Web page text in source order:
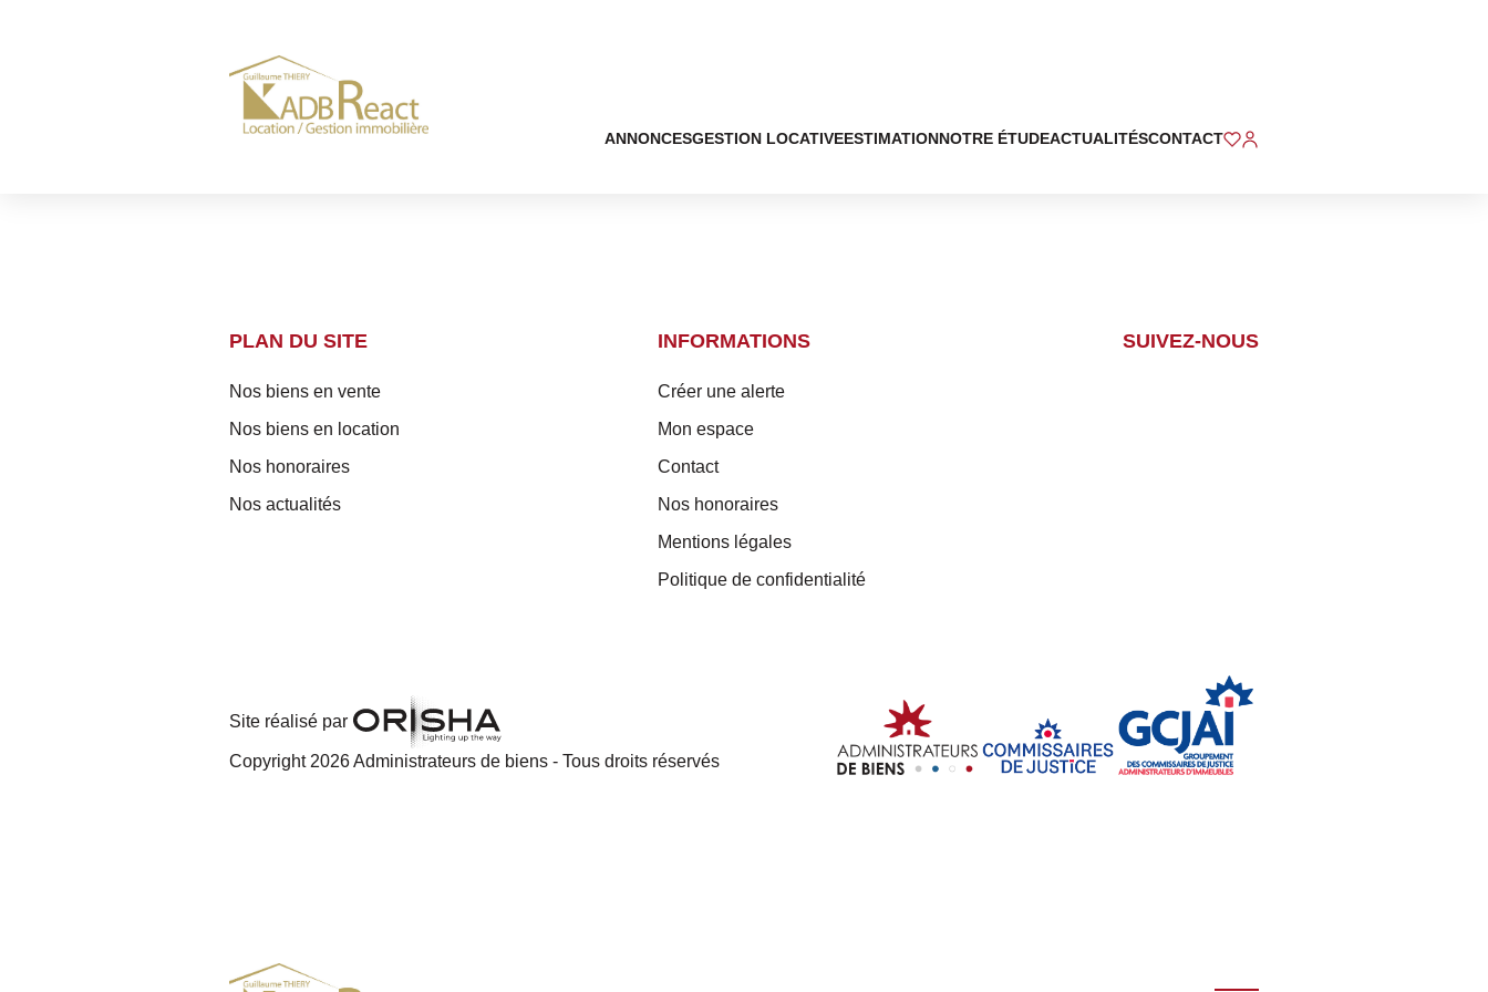
ANNONCESGESTION LOCATIVEESTIMATIONNOTRE ÉTUDEACTUALITÉSCONTACT
PLAN DU SITE
Nos biens en vente
Nos biens en location
Nos honoraires
Nos actualités
INFORMATIONS
Créer une alerte
Mon espace
Contact
Nos honoraires
Mentions légales
Politique de confidentialité
SUIVEZ-NOUS
Site réalisé par
Copyright 2026 Administrateurs de biens - Tous droits réservés